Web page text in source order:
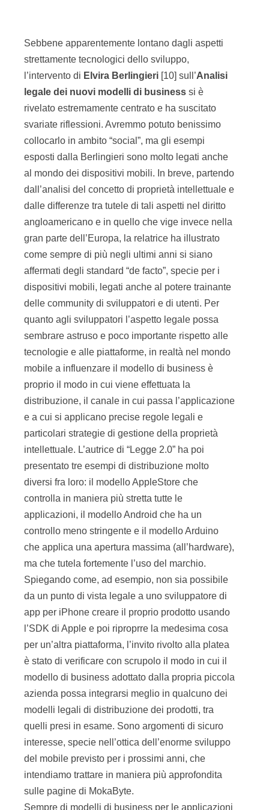
Sebbene apparentemente lontano dagli aspetti
strettamente tecnologici dello sviluppo,
l’intervento di Elvira Berlingieri [10] sull’Analisi
legale dei nuovi modelli di business si è
rivelato estremamente centrato e ha suscitato
svariate riflessioni. Avremmo potuto benissimo
collocarlo in ambito “social”, ma gli esempi
esposti dalla Berlingieri sono molto legati anche
al mondo dei dispositivi mobili. In breve, partendo
dall’analisi del concetto di proprietà intellettuale e
dalle differenze tra tutele di tali aspetti nel diritto
angloamericano e in quello che vige invece nella
gran parte dell’Europa, la relatrice ha illustrato
come sempre di più negli ultimi anni si siano
affermati degli standard “de facto”, specie per i
dispositivi mobili, legati anche al potere trainante
delle community di sviluppatori e di utenti. Per
quanto agli sviluppatori l’aspetto legale possa
sembrare astruso e poco importante rispetto alle
tecnologie e alle piattaforme, in realtà nel mondo
mobile a influenzare il modello di business è
proprio il modo in cui viene effettuata la
distribuzione, il canale in cui passa l’applicazione
e a cui si applicano precise regole legali e
particolari strategie di gestione della proprietà
intellettuale. L’autrice di “Legge 2.0” ha poi
presentato tre esempi di distribuzione molto
diversi fra loro: il modello AppleStore che
controlla in maniera più stretta tutte le
applicazioni, il modello Android che ha un
controllo meno stringente e il modello Arduino
che applica una apertura massima (all’hardware),
ma che tutela fortemente l’uso del marchio.
Spiegando come, ad esempio, non sia possibile
da un punto di vista legale a uno sviluppatore di
app per iPhone creare il proprio prodotto usando
l’SDK di Apple e poi riproprre la medesima cosa
per un’altra piattaforma, l’invito rivolto alla platea
è stato di verificare con scrupolo il modo in cui il
modello di business adottato dalla propria piccola
azienda possa integrarsi meglio in qualcuno dei
modelli legali di distribuzione dei prodotti, tra
quelli presi in esame. Sono argomenti di sicuro
interesse, specie nell’ottica dell’enorme sviluppo
del mobile previsto per i prossimi anni, che
intendiamo trattare in maniera più approfondita
sulle pagine di MokaByte.
Sempre di modelli di business per le applicazioni